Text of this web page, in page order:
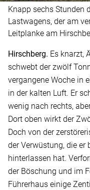
Knapp sechs Stunden
Lastwagens, der am
Leitplanke am
Hirschberg. Es knarzt,
schwebt der zwölf
vergangene Woche in
in der kalten Luft. Er
wenig nach rechts,
Dort oben wirkt der
Doch von der
der Verwüstung, die er
hinterlassen hat.
der Böschung und im
Führerhaus einige